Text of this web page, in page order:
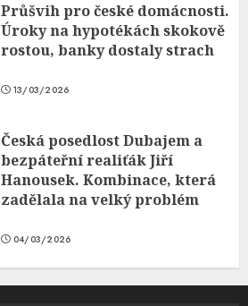
Průšvih pro české domácnosti.
Úroky na hypotékách skokově
rostou, banky dostaly strach
13/03/2026
Česká posedlost Dubajem a
bezpáteřní realiťák Jiří
Hanousek. Kombinace, která
zadělala na velký problém
04/03/2026